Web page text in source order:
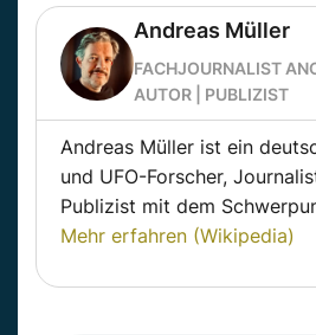
Andreas Müller
FACHJOURNALIST
AUTOR | PUBLIZIST
Andreas Müller ist ein
und UFO-Forscher,
Publizist mit dem
Mehr erfahren (Wikipedia)